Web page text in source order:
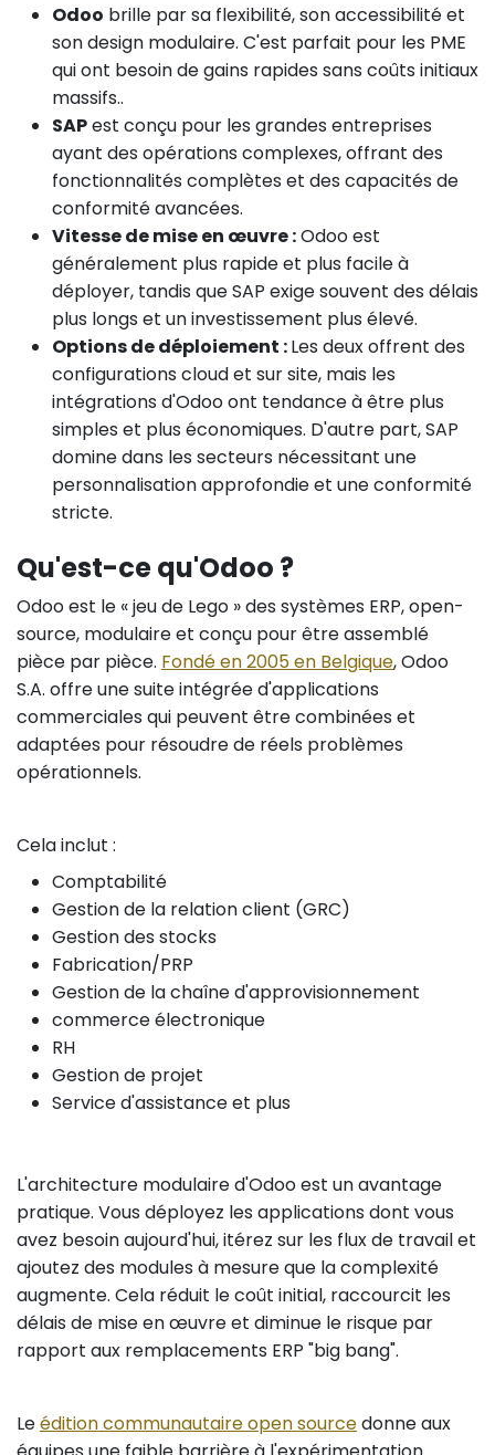
Odoo brille par sa flexibilité, son accessibilité et
son design modulaire. C'est parfait pour les PME
qui ont besoin de gains rapides sans coûts initiaux
massifs..
SAPest conçu pour les grandes entreprises
ayant des opérations complexes, offrant des
fonctionnalités complètes et des capacités de
conformité avancées.
Vitesse de mise en œuvre :Odoo est
généralement plus rapide et plus facile à
déployer, tandis que SAP exige souvent des délais
plus longs et un investissement plus élevé.
Options de déploiement :Les deux offrent des
configurations cloud et sur site, mais les
intégrations d'Odoo ont tendance à être plus
simples et plus économiques. D'autre part, SAP
domine dans les secteurs nécessitant une
personnalisation approfondie et une conformité
stricte.
Qu'est-ce qu'Odoo ?
Odoo est le « jeu de Lego » des systèmes ERP, open-
source, modulaire et conçu pour être assemblé
pièce par pièce. Fondé en 2005 en Belgique, Odoo
S.A. offre une suite intégrée d'applications
commerciales qui peuvent être combinées et
adaptées pour résoudre de réels problèmes
opérationnels.
Cela inclut :
Comptabilité
Gestion de la relation client (GRC)
Gestion des stocks
Fabrication/PRP
Gestion de la chaîne d'approvisionnement
commerce électronique
RH
Gestion de projet
Service d'assistance et plus
L'architecture modulaire d'Odoo est un avantage
pratique. Vous déployez les applications dont vous
avez besoin aujourd'hui, itérez sur les flux de travail et
ajoutez des modules à mesure que la complexité
augmente. Cela réduit le coût initial, raccourcit les
délais de mise en œuvre et diminue le risque par
rapport aux remplacements ERP "big bang".
Leédition communautaire open sourcedonne aux